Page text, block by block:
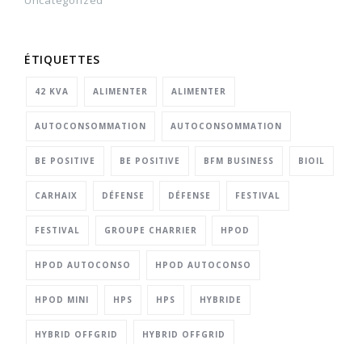
ÉTIQUETTES
42 KVA ALIMENTER ALIMENTER
AUTOCONSOMMATION AUTOCONSOMMATION
BE POSITIVE BE POSITIVE BFM BUSINESS BIOIL
CARHAIX DÉFENSE DÉFENSE FESTIVAL
FESTIVAL GROUPE CHARRIER HPOD
HPOD AUTOCONSO HPOD AUTOCONSO
HPOD MINI HPS HPS HYBRIDE
HYBRID OFFGRID HYBRID OFFGRID